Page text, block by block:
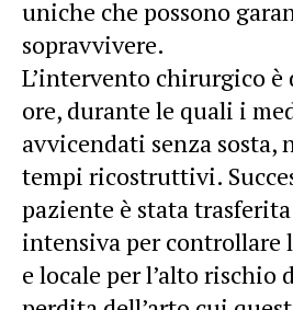
uniche che possono
sopravvivere.
L’intervento chirurgico è
ore, durante le quali i
avvicendati senza sosta,
tempi ricostruttivi.
paziente è stata
intensiva per controllare
e locale per l’alto rischio